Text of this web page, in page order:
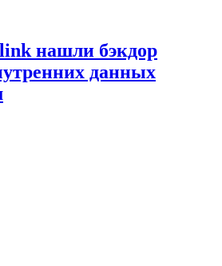
нашли бэкдор
данных